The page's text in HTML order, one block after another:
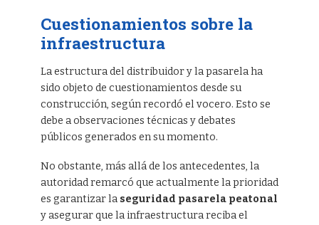
Cuestionamientos sobre la
infraestructura
La estructura del distribuidor y la pasarela ha
sido objeto de cuestionamientos desde su
construcción, según recordó el vocero. Esto se
debe a observaciones técnicas y debates
públicos generados en su momento.
No obstante, más allá de los antecedentes, la
autoridad remarcó que actualmente la prioridad
es garantizar la seguridad pasarela peatonal
y asegurar que la infraestructura reciba el